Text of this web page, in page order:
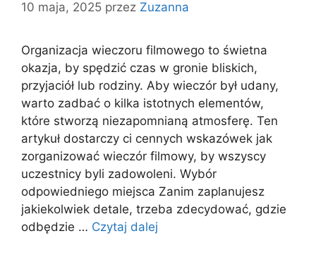
10 maja, 2025 przez Zuzanna
Organizacja wieczoru filmowego to świetna
okazja, by spędzić czas w gronie bliskich,
przyjaciół lub rodziny. Aby wieczór był udany,
warto zadbać o kilka istotnych elementów,
które stworzą niezapomnianą atmosferę. Ten
artykuł dostarczy ci cennych wskazówek jak
zorganizować wieczór filmowy, by wszyscy
uczestnicy byli zadowoleni. Wybór
odpowiedniego miejsca Zanim zaplanujesz
jakiekolwiek detale, trzeba zdecydować, gdzie
odbędzie … Czytaj dalej